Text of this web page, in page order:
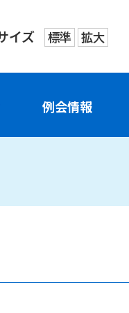
イズ 標準 拡大
例会情報